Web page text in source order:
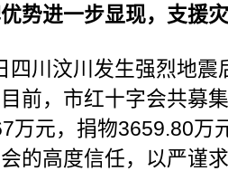
势进一步显现，支援
四川汶川发生强烈地震
前，市红十字会共募
万元，捐物3659.80万
的高度信任，以严谨